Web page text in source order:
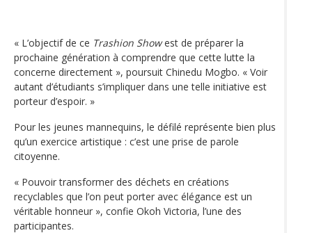
« L’objectif de ce Trashion Showest de préparer la
prochaine génération à comprendre que cette lutte la
concerne directement », poursuit Chinedu Mogbo. « Voir
autant d’étudiants s’impliquer dans une telle initiative est
porteur d’espoir. »
Pour les jeunes mannequins, le défilé représente bien plus
qu’un exercice artistique : c’est une prise de parole
citoyenne.
« Pouvoir transformer des déchets en créations
recyclables que l’on peut porter avec élégance est un
véritable honneur », confie Okoh Victoria, l’une des
participantes.